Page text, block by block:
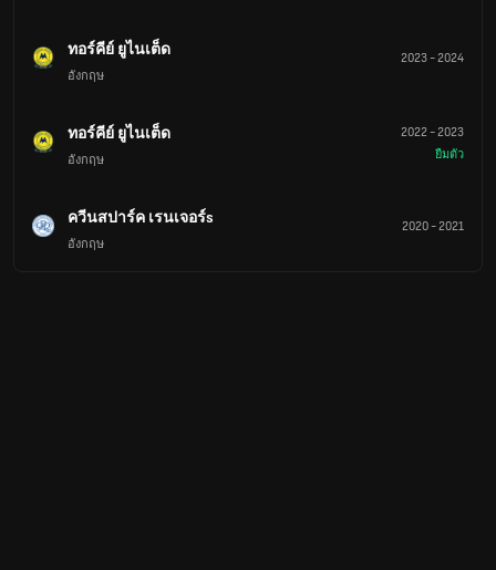
ทอร์คีย์ ยูไนเต็ด
อังกฤษ
2023-2024
ทอร์คีย์ ยูไนเต็ด
อังกฤษ
2022-2023
ยืมตัว
ควีนสปาร์ค เรนเจอร์s
อังกฤษ
2020-2021